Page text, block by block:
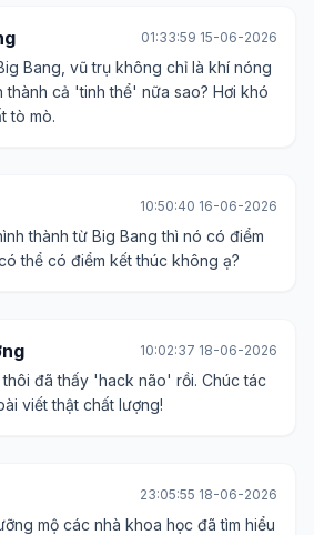
01:33:59 15-06-2026
Bang, vũ trụ không chỉ là khí nóng
thành cả 'tinh thể' nữa sao? Hơi khó
tò mò.
10:50:40 16-06-2026
thành từ Big Bang thì nó có điểm
thể có điểm kết thúc không ạ?
10:02:37 18-06-2026
đã thấy 'hack não' rồi. Chúc tác
viết thật chất lượng!
23:05:55 18-06-2026
mộ các nhà khoa học đã tìm hiểu